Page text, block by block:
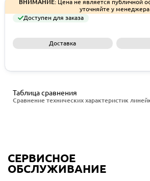
ВНИМАНИЕ: Цена не является публичной
уточняйте у менеджера
Доступен для заказа
Доставка
Сравнение технических характеристик
Таблица сравнения
СЕРВИСНОЕ
ОБСЛУЖИВАНИЕ